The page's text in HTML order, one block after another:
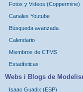
Fotos y Videos (Coppermine)
Canales Youtube
Búsqueda avanzada
Calendario
Miembros de CTMS
Estadísticas
Webs i Blogs de
Isaac Guadix (ESP)